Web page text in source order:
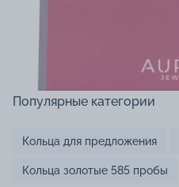
Популярные категории
Кольца для предложения
Кольца золотые 585 пробы